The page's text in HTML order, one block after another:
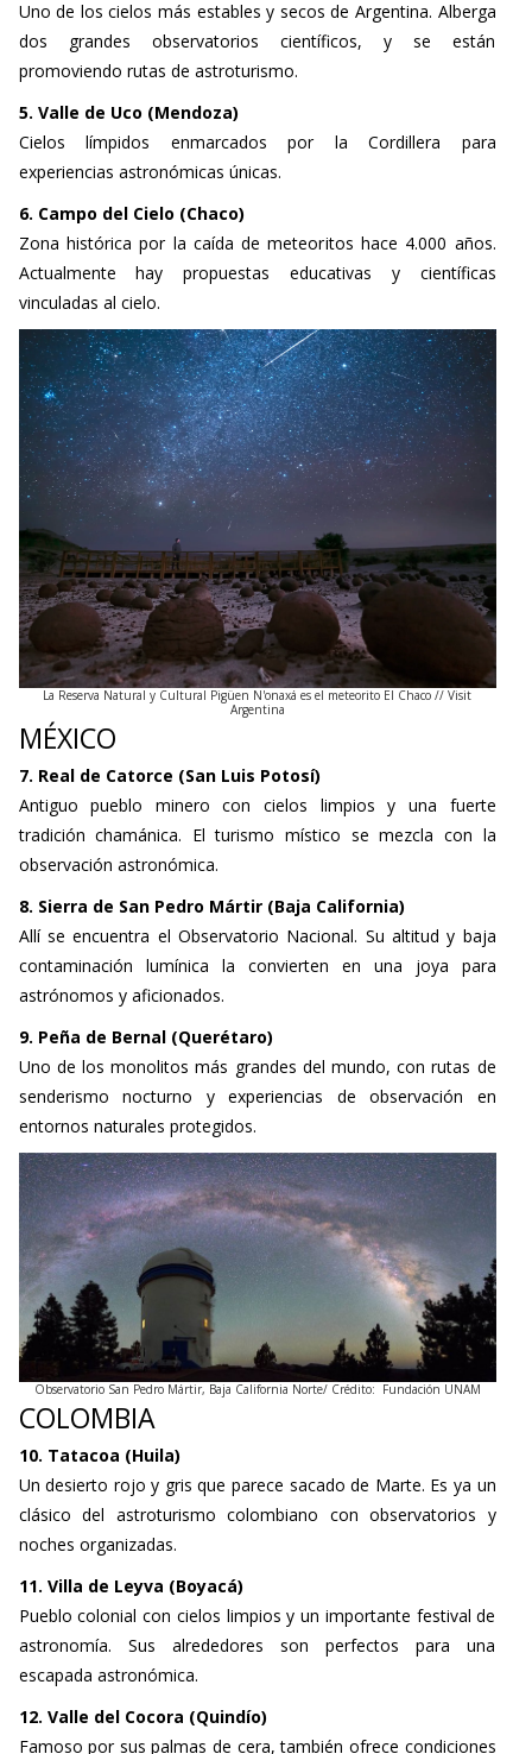
Uno de los cielos más estables y secos de Argentina. Alberga
dos grandes observatorios científicos, y se están
promoviendo rutas de astroturismo.
5. Valle de Uco (Mendoza)
Cielos límpidos enmarcados por la Cordillera para
experiencias astronómicas únicas.
6. Campo del Cielo (Chaco)
Zona histórica por la caída de meteoritos hace 4.000 años.
Actualmente hay propuestas educativas y científicas
vinculadas al cielo.
La Reserva Natural y Cultural Pigüen N'onaxá es el meteorito El Chaco // Visit
Argentina
MÉXICO
7. Real de Catorce (San Luis Potosí)
Antiguo pueblo minero con cielos limpios y una fuerte
tradición chamánica. El turismo místico se mezcla con la
observación astronómica.
8. Sierra de San Pedro Mártir (Baja California)
Allí se encuentra el Observatorio Nacional. Su altitud y baja
contaminación lumínica la convierten en una joya para
astrónomos y aficionados.
9. Peña de Bernal (Querétaro)
Uno de los monolitos más grandes del mundo, con rutas de
senderismo nocturno y experiencias de observación en
entornos naturales protegidos.
Observatorio San Pedro Mártir, Baja California Norte/ Crédito: Fundación UNAM
COLOMBIA
10. Tatacoa (Huila)
Un desierto rojo y gris que parece sacado de Marte. Es ya un
clásico del astroturismo colombiano con observatorios y
noches organizadas.
11. Villa de Leyva (Boyacá)
Pueblo colonial con cielos limpios y un importante festival de
astronomía. Sus alrededores son perfectos para una
escapada astronómica.
12. Valle del Cocora (Quindío)
Famoso por sus palmas de cera, también ofrece condiciones